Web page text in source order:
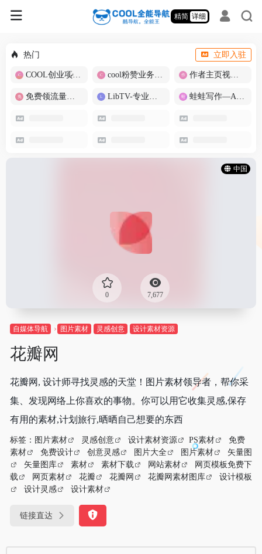
精简 详细
热门 立即入驻
COOL创业项目商城 cool粉赞业务商城【爆粉引流】 作者主页视频批量提取
免费领流量卡-包邮 LibTV-专业视频创作工具 蛙蛙写作—AI智能写作助手
中国
0 7,677
自媒体导航 图片素材 灵感创意 设计素材资源
花瓣网
花瓣网, 设计师寻找灵感的天堂！图片素材领导者，帮你采
集、发现网络上你喜欢的事物。你可以用它收集灵感,保存
有用的素材,计划旅行,晒晒自己想要的东西
标签： 图片素材 灵感创意 设计素材资源 PS素材
免费
素材
免费设计 创意灵感 图片大全 图片素材
矢量图
矢量图库
素材 素材下载 网站素材
网页模板免费下
载
网页素材 花瓣 花瓣网 花瓣网素材图库
设计模板
设计灵感
设计素材
链接直达